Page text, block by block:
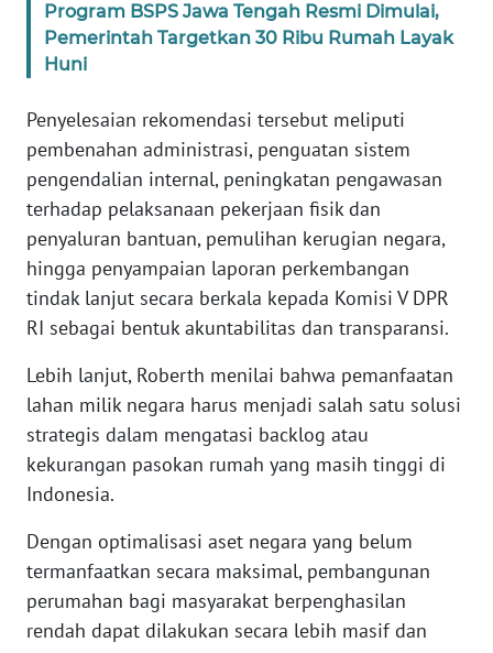
Program BSPS Jawa Tengah Resmi Dimulai,
Pemerintah Targetkan 30 Ribu Rumah Layak
Huni
Penyelesaian rekomendasi tersebut meliputi
pembenahan administrasi, penguatan sistem
pengendalian internal, peningkatan pengawasan
terhadap pelaksanaan pekerjaan fisik dan
penyaluran bantuan, pemulihan kerugian negara,
hingga penyampaian laporan perkembangan
tindak lanjut secara berkala kepada Komisi V DPR
RI sebagai bentuk akuntabilitas dan transparansi.
Lebih lanjut, Roberth menilai bahwa pemanfaatan
lahan milik negara harus menjadi salah satu solusi
strategis dalam mengatasi backlog atau
kekurangan pasokan rumah yang masih tinggi di
Indonesia.
Dengan optimalisasi aset negara yang belum
termanfaatkan secara maksimal, pembangunan
perumahan bagi masyarakat berpenghasilan
rendah dapat dilakukan secara lebih masif dan
WN
PAPUA
WN
PAPUA
BARAT
WN
RIAU
WN
SERAMBI
WN
JAMBI
SULTRA
WN